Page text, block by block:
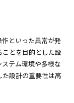
といった異常が発
とを目的とした設
テム環境や多様な
設計の重要性は高